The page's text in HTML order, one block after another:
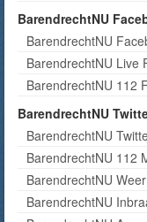
BarendrechtNU
BarendrechtNU
BarendrechtNU Live
BarendrechtNU 112
BarendrechtNU
BarendrechtNU
BarendrechtNU 112
BarendrechtNU
BarendrechtNU